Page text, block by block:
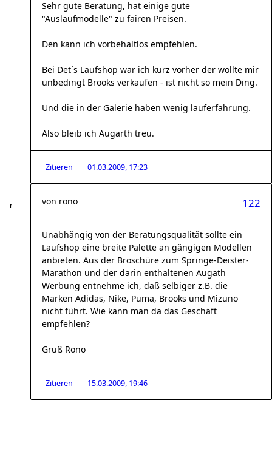
Sehr gute Beratung, hat einige gute
"Auslaufmodelle" zu fairen Preisen.
Den kann ich vorbehaltlos empfehlen.
Bei Det´s Laufshop war ich kurz vorher der wollte mir
unbedingt Brooks verkaufen - ist nicht so mein Ding.
Und die in der Galerie haben wenig lauferfahrung.
Also bleib ich Augarth treu.
Zitieren 01.03.2009, 17:23
122
von rono
Unabhängig von der Beratungsqualität sollte ein
Laufshop eine breite Palette an gängigen Modellen
anbieten. Aus der Broschüre zum Springe-Deister-
Marathon und der darin enthaltenen Augath
Werbung entnehme ich, daß selbiger z.B. die
Marken Adidas, Nike, Puma, Brooks und Mizuno
nicht führt. Wie kann man da das Geschäft
empfehlen?
Gruß Rono
Zitieren 15.03.2009, 19:46